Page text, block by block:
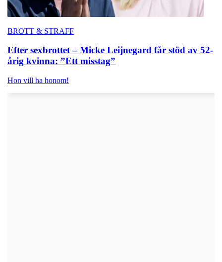
BROTT & STRAFF
Efter sexbrottet – Micke Leijnegard får stöd av 52-
årig kvinna: ”Ett misstag”
Hon vill ha honom!